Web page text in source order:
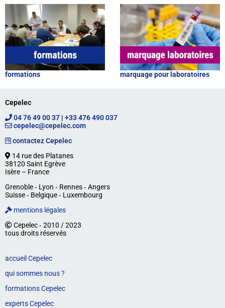
formations marquage pour laboratoires
Cepelec
04 76 49 00 37 | +33 476 490 037
cepelec@cepelec.com
contactez Cepelec
14 rue des Platanes
38120 Saint Egrève
Isère – France
Grenoble ‐ Lyon ‐ Rennes ‐ Angers
Suisse ‐ Belgique ‐ Luxembourg
mentions légales
Cepelec ‐ 2010 / 2023
tous droits réservés
accueil Cepelec
qui sommes nous ?
formations Cepelec
experts Cepelec